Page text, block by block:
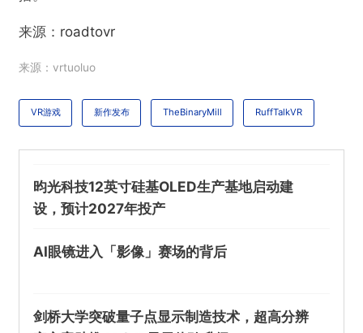
@VR陀螺
VR新作
欺诈 色情 诱导行为
来源： roadtovr
来源：vrtuoluo
VR游戏 新作发布 TheBinaryMill RuffTalkVR
昀光科技12英寸硅基OLED生产基地启动建
设，预计2027年投产
AI眼镜进入「影像」赛场的背后
剑桥大学突破量子点显示制造技术，超高分辨